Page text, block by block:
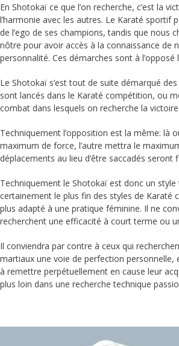
En Shotokaï ce que l’on recherche, c’est la
l’harmonie avec les autres. Le Karaté sportif
de l’ego de ses champions, tandis que nous
nôtre pour avoir accès à la connaissance de
personnalité. Ces démarches sont à l’opposé
Le Shotokaï s’est tout de suite démarqué
sont lancés dans le Karaté compétition, ou
combat dans lesquels on recherche la
Techniquement l’opposition est la même: là
maximum de force, l’autre mettra le
déplacements au lieu d’être saccadés seront
Techniquement le Shotokaï est donc un style
certainement le plus fin des styles de Karaté
plus adapté à une pratique féminine. Il ne
recherchent une efficacité à court terme ou
Il conviendra par contre à ceux qui
martiaux une voie de perfection personnelle,
à remettre perpétuellement en cause leur
plus loin dans une recherche technique